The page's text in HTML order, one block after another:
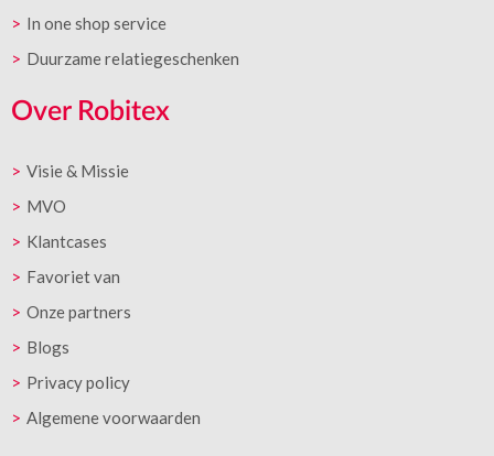
In one shop service
Duurzame relatiegeschenken
Over Robitex
Visie & Missie
MVO
Klantcases
Favoriet van
Onze partners
Blogs
Privacy policy
Algemene voorwaarden